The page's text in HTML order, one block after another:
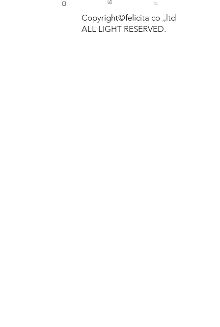
Copyright©felicita co .,ltd
ALL LIGHT RESERVED.